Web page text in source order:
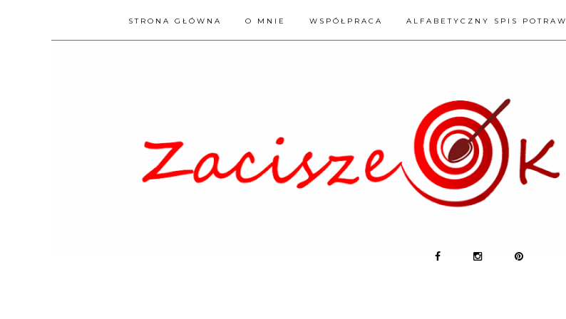
STRONA GŁÓWNA O MNIE WSPÓŁPRACA ALFABETYCZNY SPIS POTRAW